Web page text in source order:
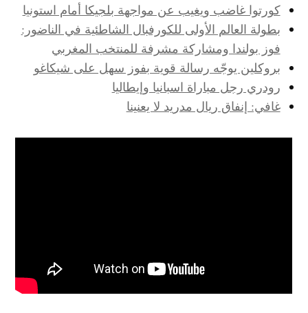
كورتوا غاضب ويغيب عن مواجهة بلجيكا أمام استونيا
بطولة العالم الأولى للكورفبال الشاطئية في الناضور:
فوز بولندا ومشاركة مشرفة للمنتخب المغربي
بروكلين يوجّه رسالة قوية بفوز سهل على شيكاغو
رودري رجل مباراة اسبانيا وإيطاليا
غافي: إنفاق ريال مدريد لا يعنينا